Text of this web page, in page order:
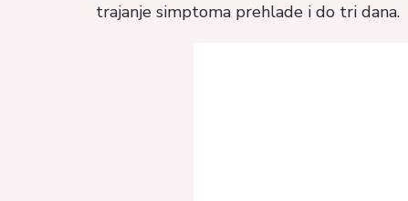
trajanje simptoma prehlade i do tri dana.